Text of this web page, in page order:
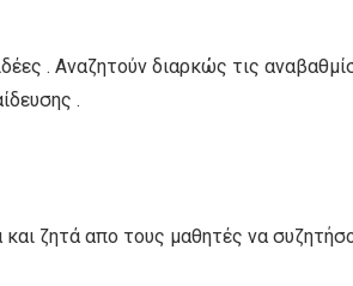
. Αναζητούν διαρκώς τις
.
ζητά απο τους μαθητές να